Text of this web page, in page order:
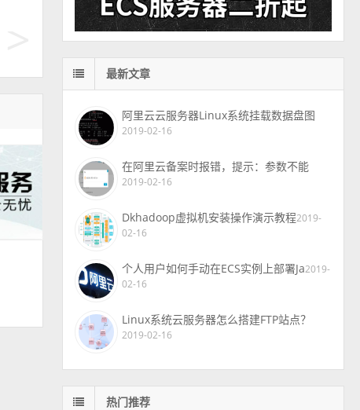
最新文章
阿里云云服务器Linux系统挂载数据盘图
2019-02-16
在阿里云备案时报错，提示：参数不能
2019-02-16
Dkhadoop虚拟机安装操作演示教程2019-
02-16
个人用户如何手动在ECS实例上部署Ja2019-
02-16
Linux系统云服务器怎么搭建FTP站点？
2019-02-16
热门推荐